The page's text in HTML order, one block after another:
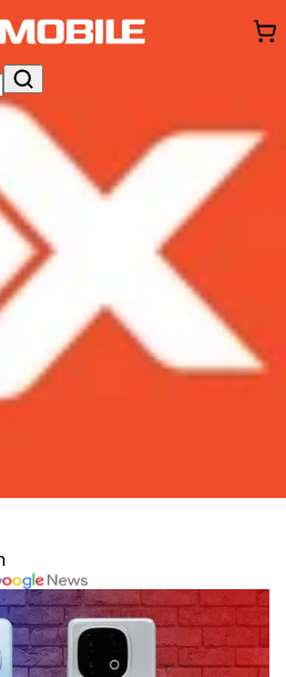
TaySo Sánh Tư vấnKhuyến
- Game Thông báo
13 và OPPO Find
triệu, nên mua máy